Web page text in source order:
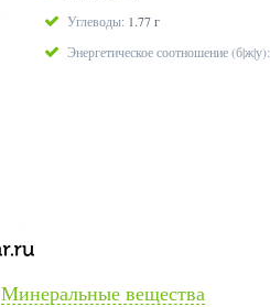
Углеводы: 1.77 г
Энергетическое соотношение (б|ж|у):
Минеральные вещества